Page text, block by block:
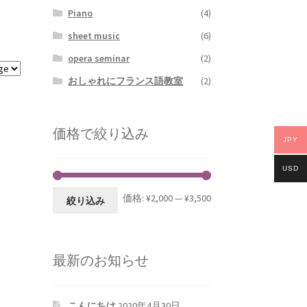
Piano
(4)
sheet music
(6)
opera seminar
(2)
おしゃれにフランス語教室
(2)
価格で絞り込み
絞り込み 価格: ¥2,000—¥3,500
最新のお知らせ
JPY
USD